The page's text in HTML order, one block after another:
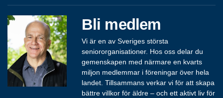
Bli medlem
Vi är en av Sveriges största
seniororganisationer. Hos oss delar du
gemenskapen med närmare en kvarts
miljon medlemmar i föreningar över hela
landet. Tillsammans verkar vi för att skapa
bättre villkor för äldre – och ett aktivt liv för